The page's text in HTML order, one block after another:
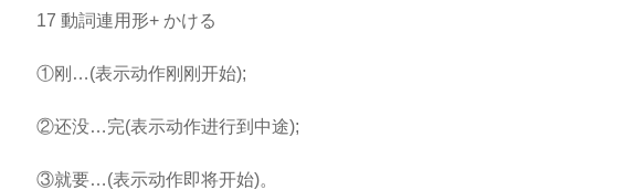
17 動詞連用形+ かける
①刚…(表示动作刚刚开始);
②还没…完(表示动作进行到中途);
③就要…(表示动作即将开始)。